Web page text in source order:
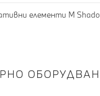
елементи M